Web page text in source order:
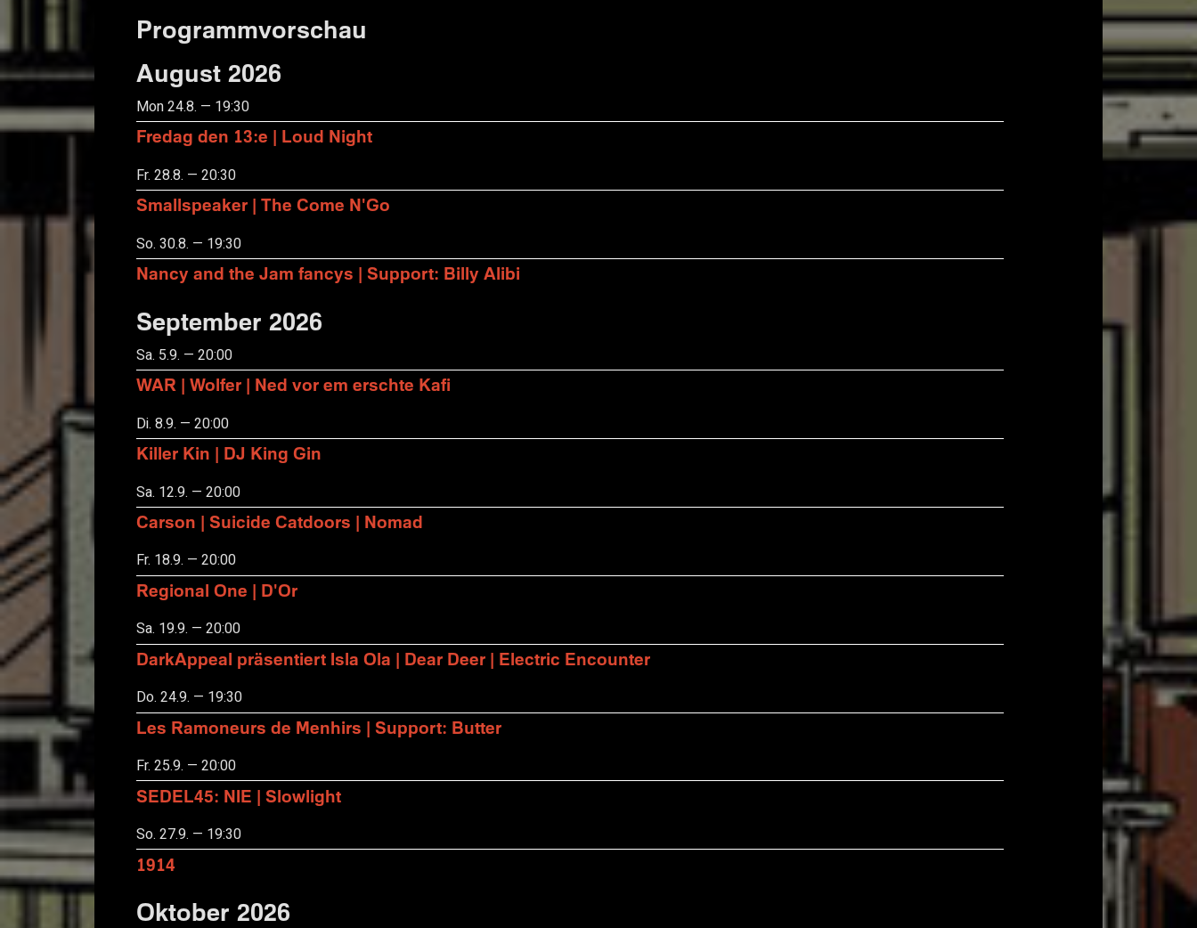
Programmvorschau
August 2026
Mon 24.8. — 19:30
Fredag den 13:e | Loud Night
Fr. 28.8. — 20:30
Smallspeaker | The Come N'Go
So. 30.8. — 19:30
Nancy and the Jam fancys | Support: Billy Alibi
September 2026
Sa. 5.9. — 20:00
WAR | Wolfer | Ned vor em erschte Kafi
Di. 8.9. — 20:00
Killer Kin | DJ King Gin
Sa. 12.9. — 20:00
Carson | Suicide Catdoors | Nomad
Fr. 18.9. — 20:00
Regional One | D'Or
Sa. 19.9. — 20:00
DarkAppeal präsentiert Isla Ola | Dear Deer | Electric Encounter
Do. 24.9. — 19:30
Les Ramoneurs de Menhirs | Support: Butter
Fr. 25.9. — 20:00
SEDEL45: NIE | Slowlight
So. 27.9. — 19:30
1914
Oktober 2026